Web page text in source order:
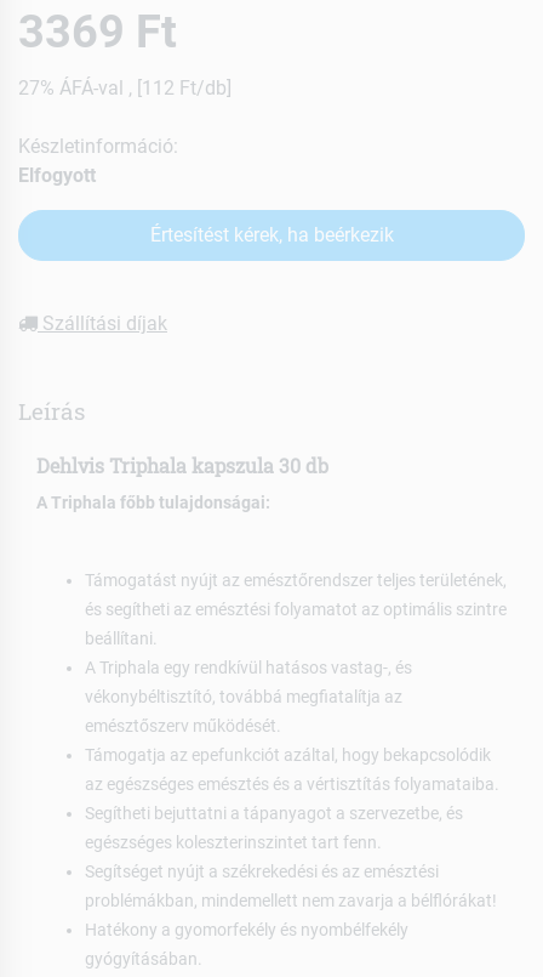
3369 Ft
27% ÁFÁ-val , [112 Ft/db]
Készletinformáció:
Elfogyott
Értesítést kérek, ha beérkezik
Szállítási díjak
Leírás
Dehlvis Triphala kapszula 30 db
A Triphala főbb tulajdonságai:
Támogatást nyújt az emésztőrendszer teljes területének,
és segítheti az emésztési folyamatot az optimális szintre
beállítani.
A Triphala egy rendkívül hatásos vastag-, és
vékonybéltisztító, továbbá megfiatalítja az
emésztőszerv működését.
Támogatja az epefunkciót azáltal, hogy bekapcsolódik
az egészséges emésztés és a vértisztítás folyamataiba.
Segítheti bejuttatni a tápanyagot a szervezetbe, és
egészséges koleszterinszintet tart fenn.
Segítséget nyújt a székrekedési és az emésztési
problémákban, mindemellett nem zavarja a bélflórákat!
Hatékony a gyomorfekély és nyombélfekély
gyógyításában.